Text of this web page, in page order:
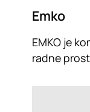
Emko
EMKO je
radne